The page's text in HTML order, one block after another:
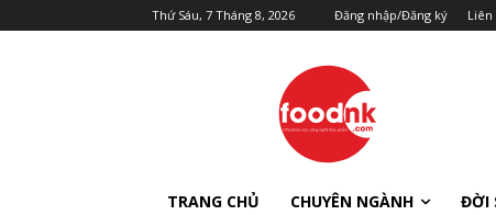
Thứ Sáu, 7 Tháng 8, 2026 Đăng nhập/Đăng ký Liên
TRANG CHỦ CHUYÊN NGÀNH ĐỜI